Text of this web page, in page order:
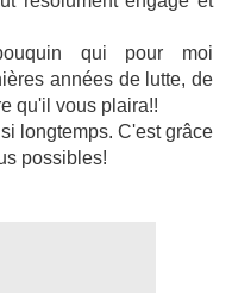
qui pour moi
années de lutte, de
qu'il vous plaira!!
longtemps. C'est grâce
possibles!